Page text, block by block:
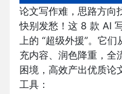
论文写作难，思路方向
快别发愁！这 8 款 AI
上的 “超级外援”。它
充内容、润色降重，全
困境，高效产出优质论
工具：